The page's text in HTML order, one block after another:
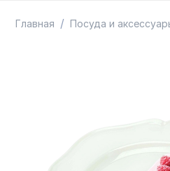
Главная / Посуда и